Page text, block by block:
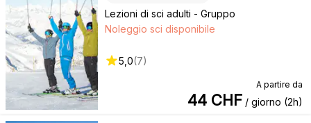
Lezioni di sci adulti - Gruppo
Noleggio sci disponibile
5,0(7)
A partire da
44 CHF / giorno (2h)